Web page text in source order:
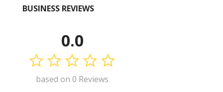
BUSINESS REVIEWS
0.0
based on 0 Reviews